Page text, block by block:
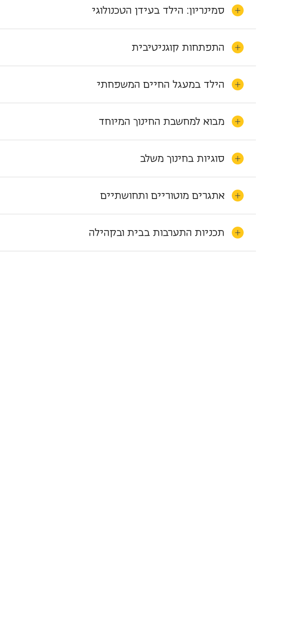
סמינריון: הילד בעידן הטכנולוגי
התפתחות קוגניטיבית
הילד במעגל החיים המשפחתי
מבוא למחשבת החינוך המיוחד
סוגיות בחינוך משלב
אתגרים מוטוריים ותחושתיים
תכניות התערבות בבית ובקהילה